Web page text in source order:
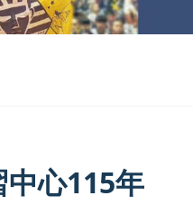
中心115年